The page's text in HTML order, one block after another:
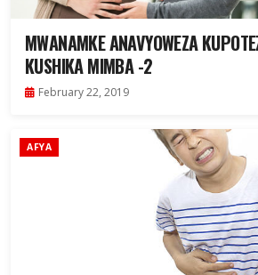
MWANAMKE ANAVYOWEZA
KUSHIKA MIMBA -2
February 22, 2019
AFYA